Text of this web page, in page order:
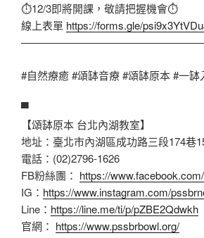
⏱︎12/3即將開課，敬請把握機會⏱︎
線上表單 https://forms.gle/
#自然療癒#頌缽音療#頌缽原本#一缽
▀
【頌缽原本 台北內湖教室】
地址：臺北市內湖區成功路三段174巷
電話：(02)2796-1626
FB粉絲團： https://
IG： https://www.instagram.com/
Line： https://line.me/ti/p/pZBE2Qdwkh
官網： https://www.pssbrbowl.org/